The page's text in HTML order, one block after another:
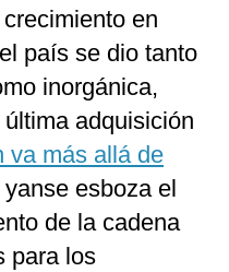
en
país se dio tanto
inorgánica,
adquisición
va más allá de
esboza el
de la cadena
para los